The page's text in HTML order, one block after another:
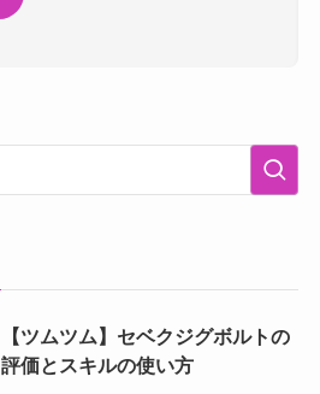
【ツムツム】セベクジグボルトの
評価とスキルの使い方